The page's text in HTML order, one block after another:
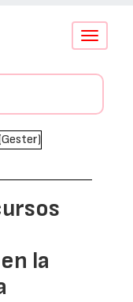
Conmutar
la